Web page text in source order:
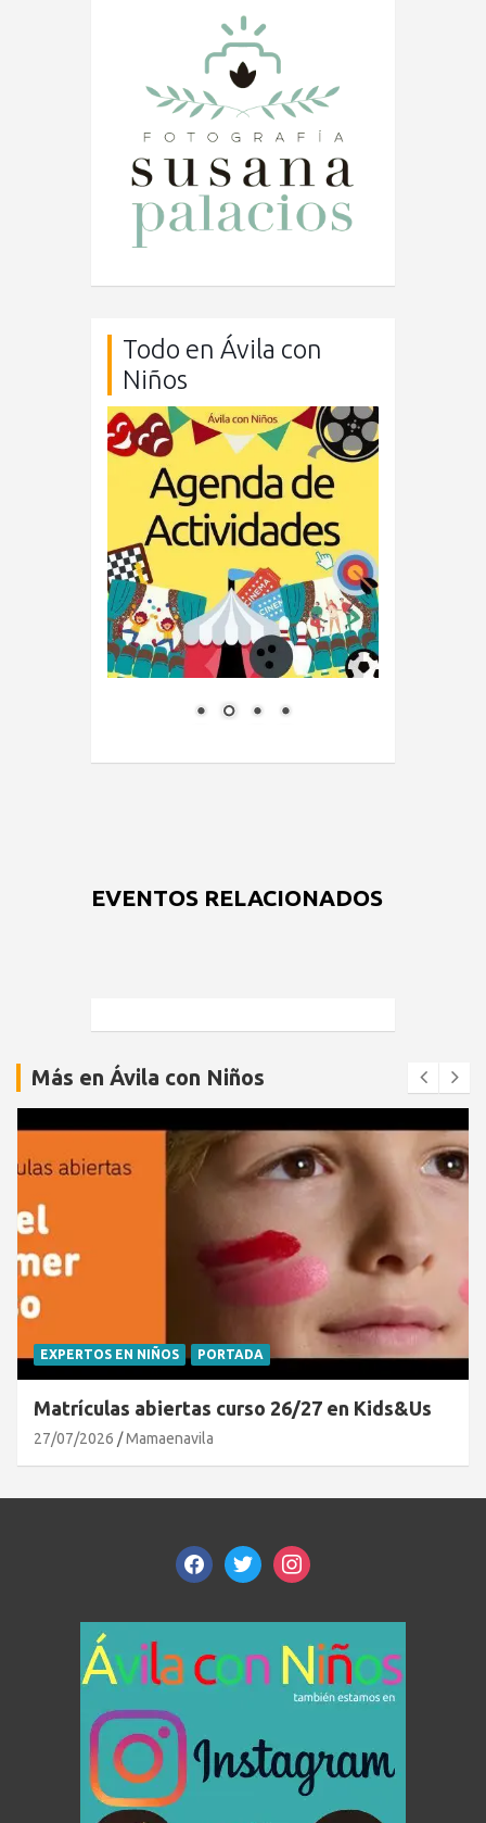
Todo en Ávila con
Niños
EVENTOS RELACIONADOS
Más en Ávila con Niños
EXPERTOS EN NIÑOS PORTADA
Matrículas abiertas curso 26/27 en Kids&Us
27/07/2026 Mamaenavila
facebooktwitterinstagram